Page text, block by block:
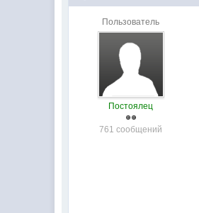
Пользователь
Постоялец
761 сообщений